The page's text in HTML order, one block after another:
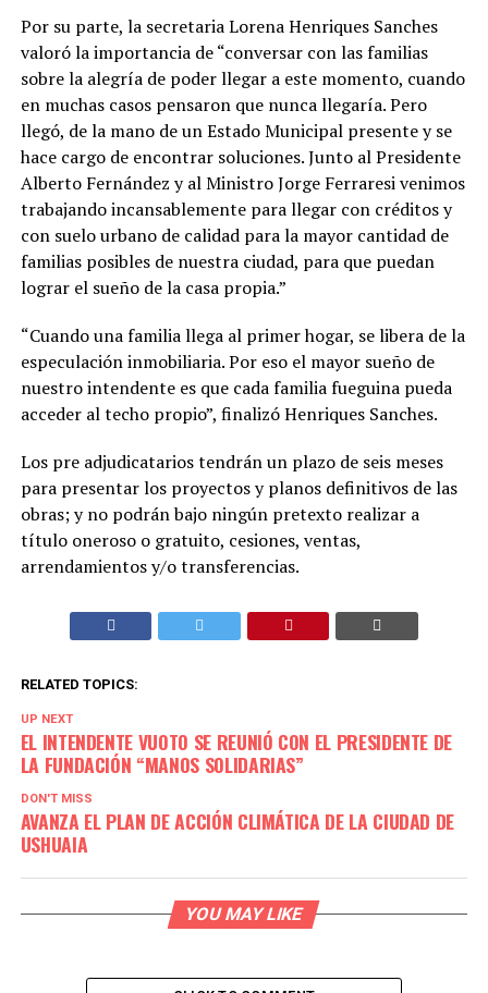
Por su parte, la secretaria Lorena Henriques Sanches
valoró la importancia de “conversar con las familias
sobre la alegría de poder llegar a este momento, cuando
en muchas casos pensaron que nunca llegaría. Pero
llegó, de la mano de un Estado Municipal presente y se
hace cargo de encontrar soluciones. Junto al Presidente
Alberto Fernández y al Ministro Jorge Ferraresi venimos
trabajando incansablemente para llegar con créditos y
con suelo urbano de calidad para la mayor cantidad de
familias posibles de nuestra ciudad, para que puedan
lograr el sueño de la casa propia.”
“Cuando una familia llega al primer hogar, se libera de la
especulación inmobiliaria. Por eso el mayor sueño de
nuestro intendente es que cada familia fueguina pueda
acceder al techo propio”, finalizó Henriques Sanches.
Los pre adjudicatarios tendrán un plazo de seis meses
para presentar los proyectos y planos definitivos de las
obras; y no podrán bajo ningún pretexto realizar a
título oneroso o gratuito, cesiones, ventas,
arrendamientos y/o transferencias.
RELATED TOPICS:
UP NEXT
EL INTENDENTE VUOTO SE REUNIÓ CON EL PRESIDENTE DE
LA FUNDACIÓN “MANOS SOLIDARIAS”
DON'T MISS
AVANZA EL PLAN DE ACCIÓN CLIMÁTICA DE LA CIUDAD DE
USHUAIA
YOU MAY LIKE